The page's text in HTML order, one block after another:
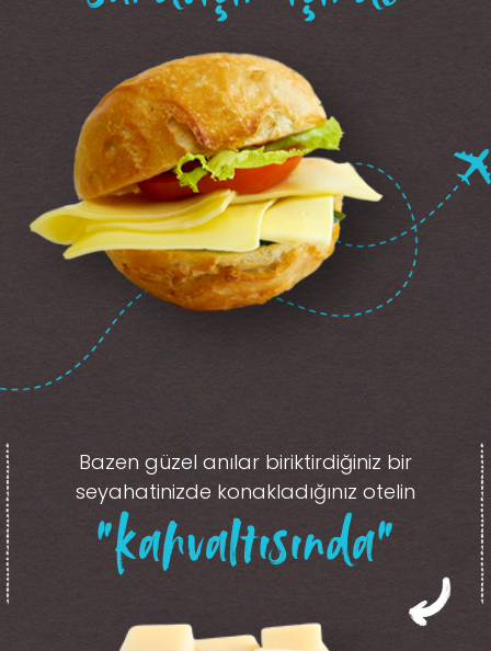
Bazen güzel anılar biriktirdiğiniz bir
seyahatinizde konakladığınız otelin
“kahvaltısında”